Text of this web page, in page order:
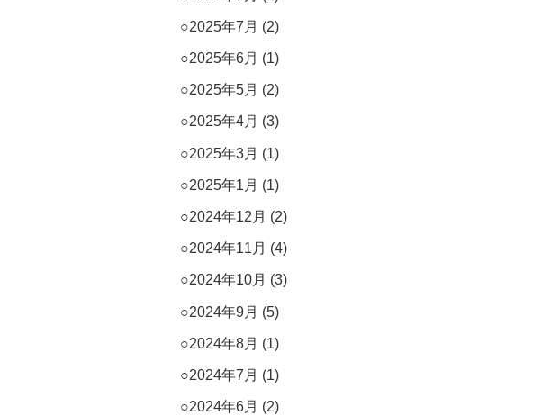
2025年7月 (2)
2025年6月 (1)
2025年5月 (2)
2025年4月 (3)
2025年3月 (1)
2025年1月 (1)
2024年12月 (2)
2024年11月 (4)
2024年10月 (3)
2024年9月 (5)
2024年8月 (1)
2024年7月 (1)
2024年6月 (2)